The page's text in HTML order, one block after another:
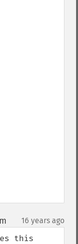
16 years ago
this